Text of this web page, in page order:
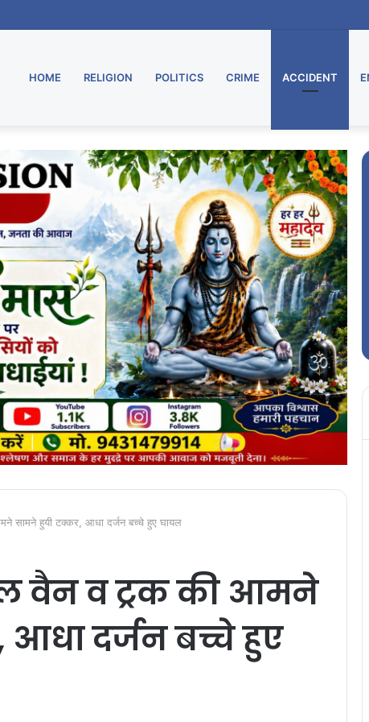
भव्य शुभारंभ
HOME RELIGION POLITICS CRIME ACCIDENT
सामने हुयी टक्कर, आधा दर्जन बच्चे हुए घायल
वैन व ट्रक की आमने
दर्जन बच्चे हुए